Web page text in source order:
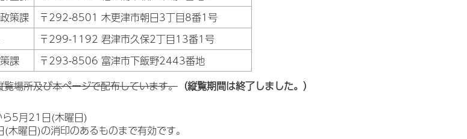
策課
〒292-8501 木更津市朝日3丁目8番1号
〒299-1192 君津市久保2丁目13番1号
課
〒293-8506 富津市下飯野2443番地
場所及び本ページで配布しています。（縦覧期間は終了しました。）
5月21日(木曜日)
曜日)の消印のあるものまで有効です。